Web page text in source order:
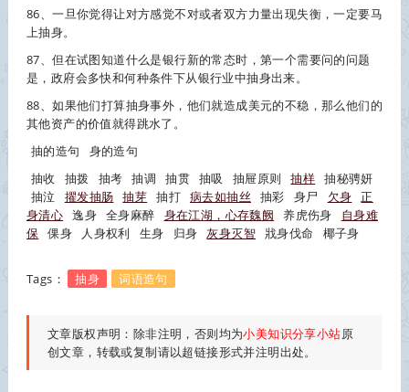
86、一旦你觉得让对方感觉不对或者双方力量出现失衡，一定要马
上抽身。
87、但在试图知道什么是银行新的常态时，第一个需要问的问题
是，政府会多快和何种条件下从银行业中抽身出来。
88、如果他们打算抽身事外，他们就造成美元的不稳，那么他们的
其他资产的价值就得跳水了。
抽的造句
身的造句
抽收
抽拨 抽考 抽调 抽贯 抽吸 抽屉原则 抽样 抽秘骋妍
抽泣
擢发抽肠 抽芽 抽打 病去如抽丝 抽彩 身尸 欠身 正
身清心 逸身 全身麻醉 身在江湖，心存魏阙 养虎伤身
自身难
保 倮身 人身权利 生身 归身 灰身灭智 戕身伐命 椰子身
Tags： 抽身 词语造句
文章版权声明：除非注明，否则均为小美知识分享小站原
创文章，转载或复制请以超链接形式并注明出处。